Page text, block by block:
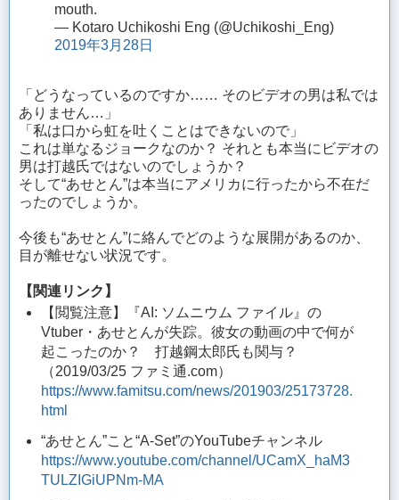
mouth.
— Kotaro Uchikoshi Eng (@Uchikoshi_Eng)
2019年3月28日
「どうなっているのですか…… そのビデオの男は私では
ありません…」
「私は口から虹を吐くことはできないので」
これは単なるジョークなのか？ それとも本当にビデオの
男は打越氏ではないのでしょうか？
そして“あせとん”は本当にアメリカに行ったから不在だ
ったのでしょうか。
今後も“あせとん”に絡んでどのような展開があるのか、
目が離せない状況です。
【関連リンク】
【閲覧注意】『AI: ソムニウム ファイル』の
Vtuber・あせとんが失踪。彼女の動画の中で何が
起こったのか？ 打越鋼太郎氏も関与？
（2019/03/25 ファミ通.com）
https://www.famitsu.com/news/201903/25173728.
html
“あせとん”こと“A-Set”のYouTubeチャンネル
https://www.youtube.com/channel/UCamX_haM3
TULZIGiUPNm-MA